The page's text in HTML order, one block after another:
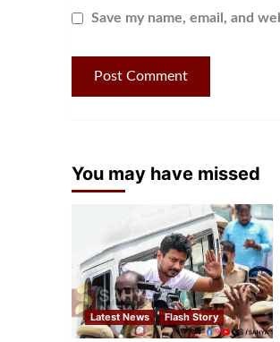
Save my name, email, and
You may have missed
Latest News Flash Story